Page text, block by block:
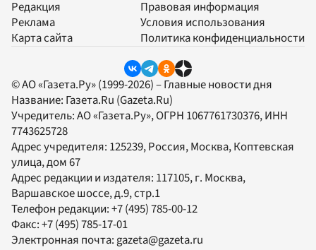
Редакция
Реклама
Карта сайта
Правовая информация
Условия использования
Политика конфиденциальности
© АО «Газета.Ру» (1999-2026) – Главные новости дня
Название: Газета.Ru (Gazeta.Ru)
Учредитель:АО «Газета.Ру», ОГРН 1067761730376, ИНН
7743625728
Адрес учредителя: 125239, Россия, Москва, Коптевская
улица, дом 67
Адрес редакции и издателя: 117105, г. Москва,
Варшавское шоссе, д.9, стр.1
Телефон редакции:+7 (495) 785-00-12
Факс:+7 (495) 785-17-01
Электронная почта:gazeta@gazeta.ru